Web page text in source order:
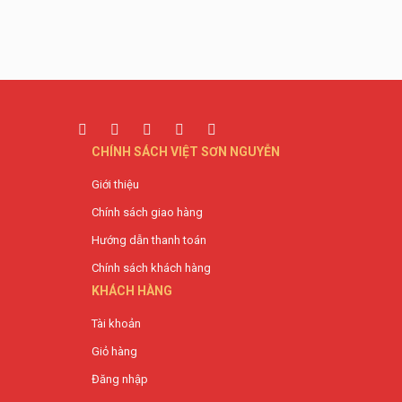
CHÍNH SÁCH VIỆT SƠN NGUYỄN
Giới thiệu
Chính sách giao hàng
Hướng dẫn thanh toán
Chính sách khách hàng
KHÁCH HÀNG
Tài khoản
Giỏ hàng
Đăng nhập